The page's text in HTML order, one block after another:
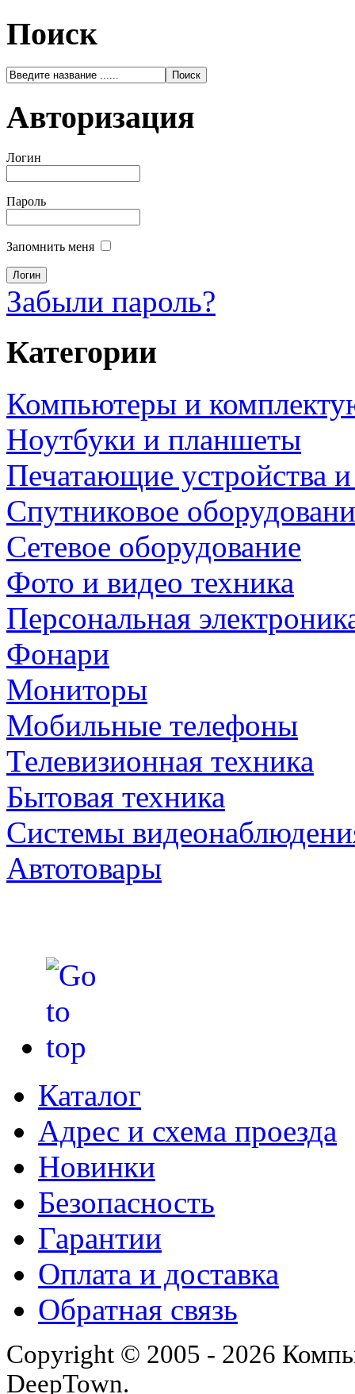
Поиск
Авторизация
Логин
Пароль
Запомнить меня
Забыли пароль?
Категории
Компьютеры и
Ноутбуки и планшеты
Печатающие устройства
Спутниковое
Сетевое оборудование
Фото и видео техника
Персональная
Фонари
Мониторы
Мобильные телефоны
Телевизионная техника
Бытовая техника
Cистемы
Автотовары
Каталог
Адрес и схема проезда
Новинки
Безопасность
Гарантии
Оплата и доставка
Обратная связь
Copyright © 2005 - 2026
DeepTown.